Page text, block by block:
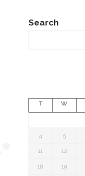
Search
T W
4 5
11 12
18 19